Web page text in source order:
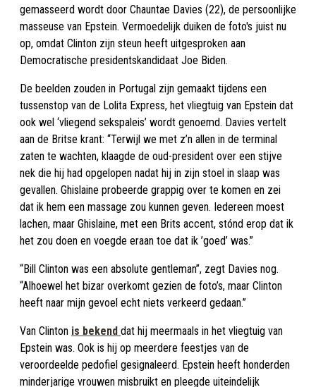
gemasseerd wordt door Chauntae Davies (22), de persoonlijke
masseuse van Epstein. Vermoedelijk duiken de foto's juist nu
op, omdat Clinton zijn steun heeft uitgesproken aan
Democratische presidentskandidaat Joe Biden.
De beelden zouden in Portugal zijn gemaakt tijdens een
tussenstop van de Lolita Express, het vliegtuig van Epstein dat
ook wel ‘vliegend sekspaleis’ wordt genoemd. Davies vertelt
aan de Britse krant: “Terwijl we met z’n allen in de terminal
zaten te wachten, klaagde de oud-president over een stijve
nek die hij had opgelopen nadat hij in zijn stoel in slaap was
gevallen. Ghislaine probeerde grappig over te komen en zei
dat ik hem een massage zou kunnen geven. Iedereen moest
lachen, maar Ghislaine, met een Brits accent, stónd erop dat ik
het zou doen en voegde eraan toe dat ik ’goed’ was.”
“Bill Clinton was een absolute gentleman”, zegt Davies nog.
“Alhoewel het bizar overkomt gezien de foto’s, maar Clinton
heeft naar mijn gevoel echt niets verkeerd gedaan.”
Van Clinton is bekend dat hij meermaals in het vliegtuig van
Epstein was. Ook is hij op meerdere feestjes van de
veroordeelde pedofiel gesignaleerd. Epstein heeft honderden
minderjarige vrouwen misbruikt en pleegde uiteindelijk